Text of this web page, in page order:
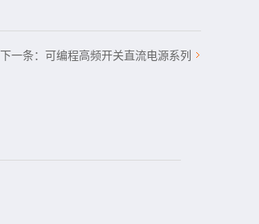
下一条： 可编程高频开关直流电源系列